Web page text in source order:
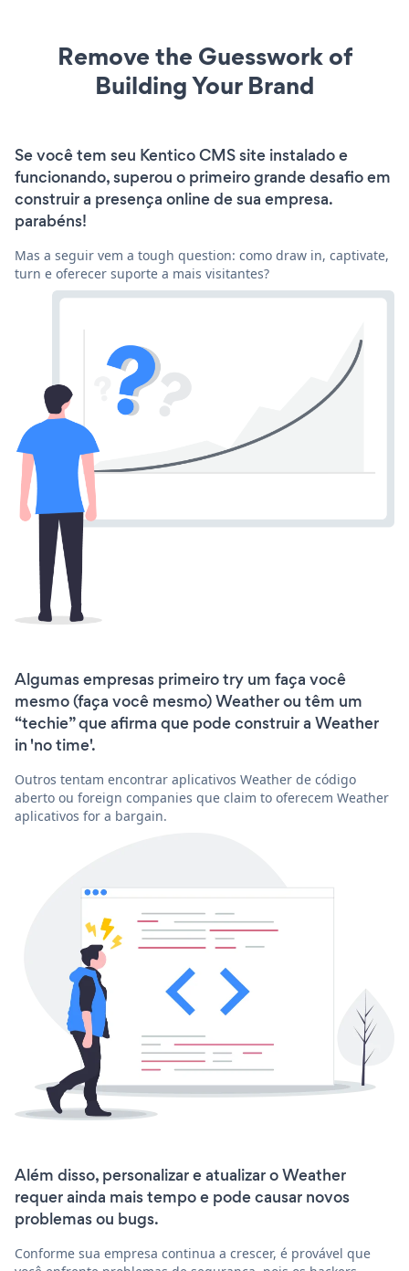
Remove the Guesswork of
Building Your Brand
Se você tem seu Kentico CMS site instalado e
funcionando, superou o primeiro grande desafio em
construir a presença online de sua empresa.
parabéns!
Mas a seguir vem a tough question: como draw in, captivate,
turn e oferecer suporte a mais visitantes?
Algumas empresas primeiro try um faça você
mesmo (faça você mesmo) Weather ou têm um
“techie” que afirma que pode construir a Weather
in 'no time'.
Outros tentam encontrar aplicativos Weather de código
aberto ou foreign companies que claim to oferecem Weather
aplicativos for a bargain.
Além disso, personalizar e atualizar o Weather
requer ainda mais tempo e pode causar novos
problemas ou bugs.
Conforme sua empresa continua a crescer, é provável que